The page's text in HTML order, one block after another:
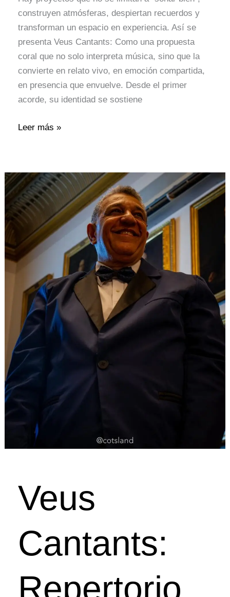
construyen atmósferas, despiertan recuerdos y
transforman un espacio en experiencia. Así se
presenta Veus Cantants: Como una propuesta
coral que no solo interpreta música, sino que la
convierte en relato vivo, en emoción compartida,
en presencia que envuelve. Desde el primer
acorde, su identidad se sostiene
Leer más »
Veus
Cantants:
Repertorio
Veus
Cantants:
Repertorio
Une
Tradición,
Voz
Experiencia